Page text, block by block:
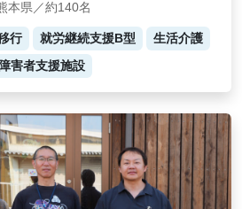
本県／約140名
行 就労継続支援B型
生活介護
障害者支援施設